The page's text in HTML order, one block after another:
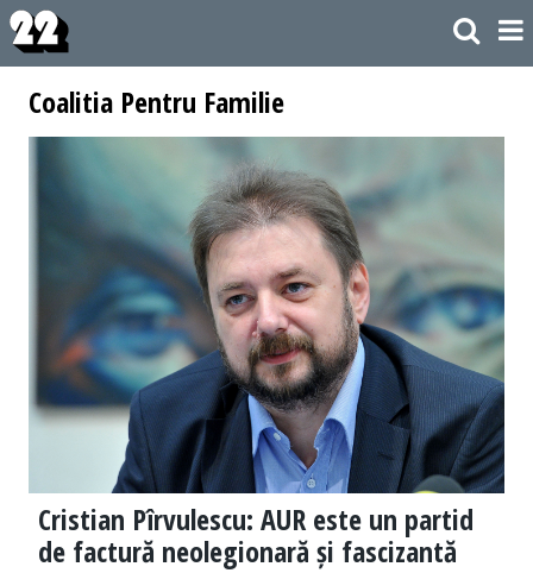
Coalitia Pentru Familie
Cristian Pîrvulescu: AUR este un partid
de factură neolegionară și fascizantă